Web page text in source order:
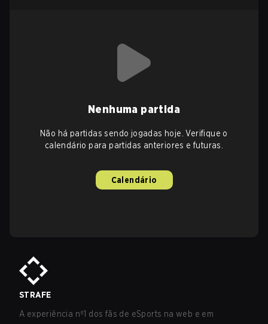
Nenhuma partida
Não há partidas sendo jogadas hoje. Verifique o
calendário para partidas anteriores e futuras.
Calendário
STRAFE
A experiência nº1 dos fãs de eSports na web e em